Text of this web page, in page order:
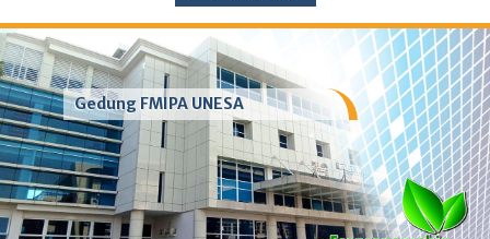
Gedung FMIPA UNESA